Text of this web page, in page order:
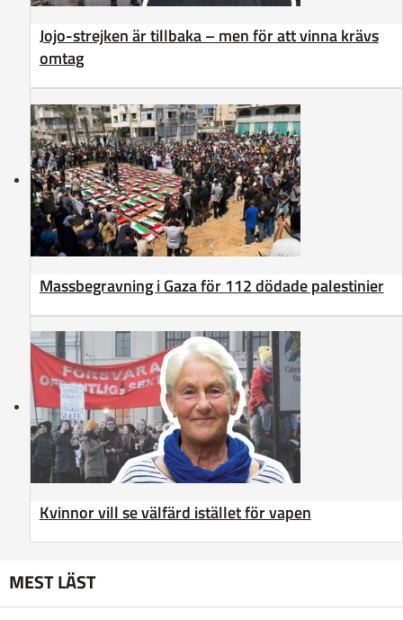
Jojo-strejken är tillbaka – men för att vinna krävs
omtag
Massbegravning i Gaza för 112 dödade palestinier
Kvinnor vill se välfärd istället för vapen
MEST LÄST